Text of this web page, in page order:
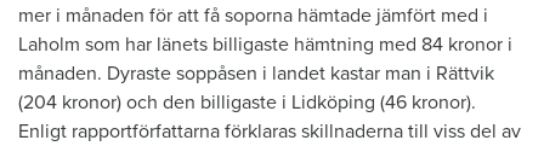
mer i månaden för att få soporna hämtade jämfört med i
Laholm som har länets billigaste hämtning med 84 kronor i
månaden. Dyraste soppåsen i landet kastar man i Rättvik
(204 kronor) och den billigaste i Lidköping (46 kronor).
Enligt rapportförfattarna förklaras skillnaderna till viss del av